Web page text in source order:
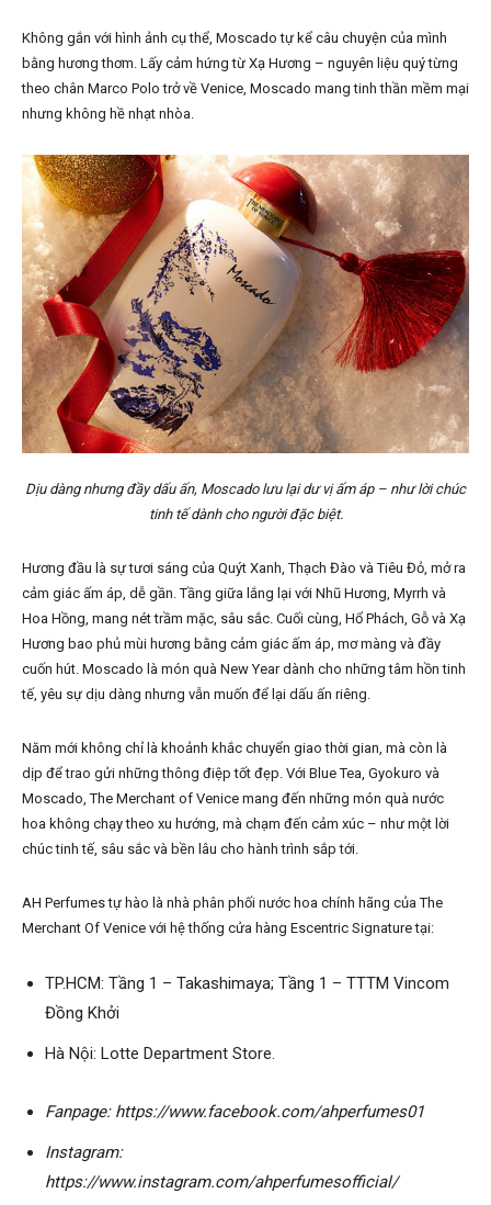
Không gắn với hình ảnh cụ thể, Moscado tự kể câu chuyện của mình
bằng hương thơm. Lấy cảm hứng từ Xạ Hương – nguyên liệu quý từng
theo chân Marco Polo trở về Venice, Moscado mang tinh thần mềm mại
nhưng không hề nhạt nhòa.
Dịu dàng nhưng đầy dấu ấn, Moscado lưu lại dư vị ấm áp – như lời chúc
tinh tế dành cho người đặc biệt.
Hương đầu là sự tươi sáng của Quýt Xanh, Thạch Đào và Tiêu Đỏ, mở ra
cảm giác ấm áp, dễ gần. Tầng giữa lắng lại với Nhũ Hương, Myrrh và
Hoa Hồng, mang nét trầm mặc, sâu sắc. Cuối cùng, Hổ Phách, Gỗ và Xạ
Hương bao phủ mùi hương bằng cảm giác ấm áp, mơ màng và đầy
cuốn hút. Moscado là món quà New Year dành cho những tâm hồn tinh
tế, yêu sự dịu dàng nhưng vẫn muốn để lại dấu ấn riêng.
Năm mới không chỉ là khoảnh khắc chuyển giao thời gian, mà còn là
dịp để trao gửi những thông điệp tốt đẹp. Với Blue Tea, Gyokuro và
Moscado, The Merchant of Venice mang đến những món quà nước
hoa không chạy theo xu hướng, mà chạm đến cảm xúc – như một lời
chúc tinh tế, sâu sắc và bền lâu cho hành trình sắp tới.
AH Perfumes tự hào là nhà phân phối nước hoa chính hãng của The
Merchant Of Venice với hệ thống cửa hàng Escentric Signature tại:
TP.HCM: Tầng 1 – Takashimaya; Tầng 1 – TTTM Vincom
Đồng Khởi
Hà Nội: Lotte Department Store.
Fanpage: https://www.facebook.com/ahperfumes01
Instagram:
https://www.instagram.com/ahperfumesofficial/